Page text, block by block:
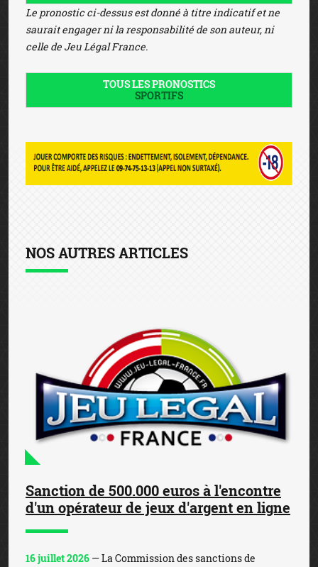
Le pronostic ci-dessus est donné à titre indicatif et ne
saurait engager ni la responsabilité de son auteur, ni
celle de Jeu Légal France.
TOUS LES PRONOSTICS
SPORTIFS
NOS AUTRES ARTICLES
Sanction de 500.000 euros à l'encontre
d'un opérateur de jeux d'argent en ligne
16 juillet 2026 — La Commission des sanctions de